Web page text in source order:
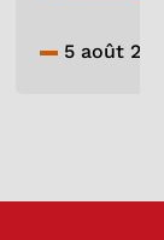
5 août